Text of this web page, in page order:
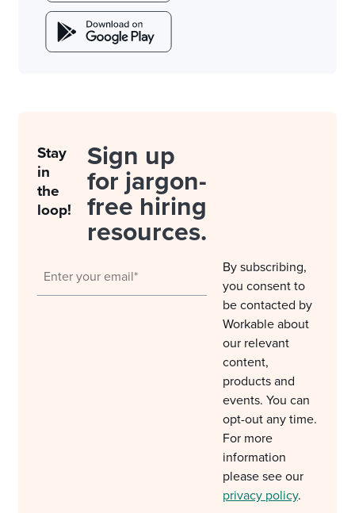
Stay
in
the
loop!
Sign up
for jargon-
free hiring
resources.
By subscribing,
you consent to
be contacted by
Workable about
our relevant
content,
products and
events. You can
opt-out any time.
For more
information
please see our
privacy policy.